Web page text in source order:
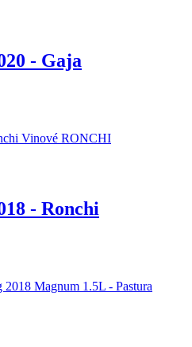
- Gaja
- Ronchi